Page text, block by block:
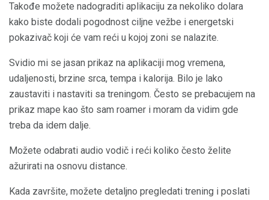
Takođe možete nadograditi aplikaciju za nekoliko dolara
kako biste dodali pogodnost ciljne vežbe i energetski
pokazivač koji će vam reći u kojoj zoni se nalazite.
Svidio mi se jasan prikaz na aplikaciji mog vremena,
udaljenosti, brzine srca, tempa i kalorija. Bilo je lako
zaustaviti i nastaviti sa treningom. Često se prebacujem na
prikaz mape kao što sam roamer i moram da vidim gde
treba da idem dalje.
Možete odabrati audio vodič i reći koliko često želite
ažurirati na osnovu distance.
Kada završite, možete detaljno pregledati trening i poslati